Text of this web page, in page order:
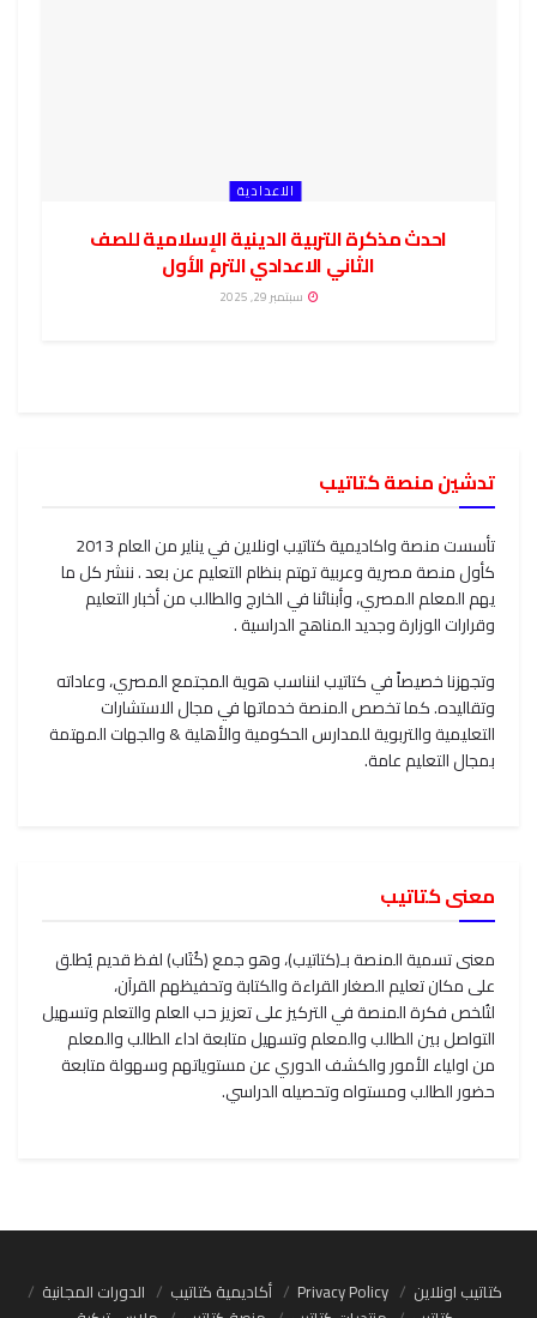
الاعدادية
احدث مذكرة التربية الدينية الإسلامية للصف
الثاني الاعدادي الترم الأول
سبتمبر 29, 2025
تدشين منصة كتاتيب
تأسست منصة واكاديمية كتاتيب اونلاين في يناير من العام 2013
كأول منصة مصرية وعربية تهتم بنظام التعليم عن بعد . ننشر كل ما
يهم المعلم المصري، وأبنائنا في الخارج والطالب من أخبار التعليم
وقرارات الوزارة وجديد المناهج الدراسية .
وتجهزنا خصيصاً في كتاتيب لنناسب هوية المجتمع المصري، وعاداته
وتقاليده. كما تخصص المنصة خدماتها في مجال الاستشارات
التعليمية والتربوية للمدارس الحكومية والأهلية & والجهات المهتمة
بمجال التعليم عامة.
معنى كتاتيب
معنى تسمية المنصة بـ(كتاتيب)، وهو جمع (كُتَاب) لفظ قديم يُطلق
على مكان تعليم الصغار القراءة والكتابة وتحفيظهم القرآن،
لتُلخص فكرة المنصة في التركيز على تعزيز حب العلم والتعلم وتسهيل
التواصل بين الطالب والمعلم وتسهيل متابعة اداء الطالب والمعلم
من اولياء الأمور والكشف الدوري عن مستوياتهم وسهولة متابعة
حضور الطالب ومستواه وتحصيله الدراسي.
كتاتيب اونلاين Privacy Policy أكاديمية كتاتيب
الدورات المجانية